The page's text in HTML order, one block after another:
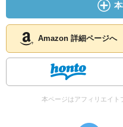
Amazon 詳細ページへ
本ページはアフィリエイト